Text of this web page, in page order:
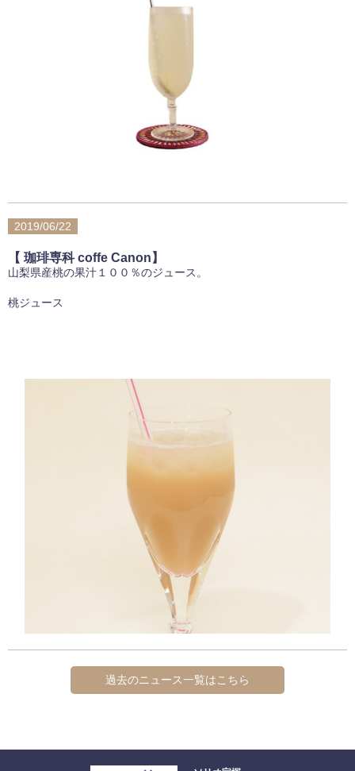
2019/06/22
【 珈琲専科 coffe Canon】
山梨県産桃の果汁１００％のジュース。
桃ジュース
過去のニュース一覧はこちら